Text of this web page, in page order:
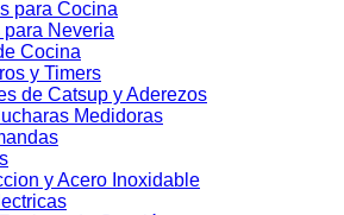
para Cocina
Neveria
Cocina
y Timers
de Catsup y Aderezos
Medidoras
y Acero Inoxidable